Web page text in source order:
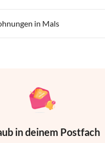
in Mals
in deinem Postfach